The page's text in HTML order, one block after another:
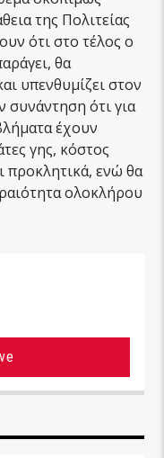
της Πολιτείας
ότι στο τέλος ο
θα
υπενθυμίζει στον
ότι για
έχουν
γης, κόστος
προκλητικά, ενώ θα
ολοκλήρου